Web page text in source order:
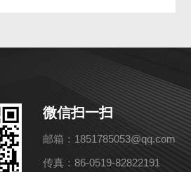
微信扫一扫
邮箱：1851785053@qq.com
传真：86-0519-82822191